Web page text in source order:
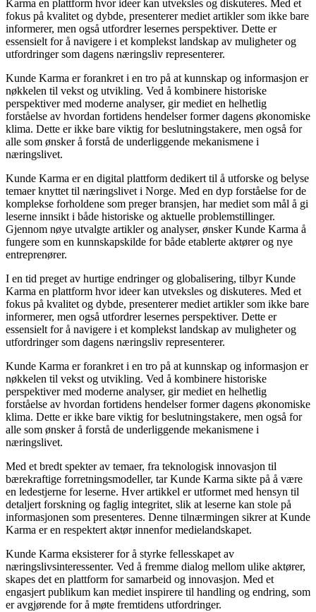
Karma en plattform hvor ideer kan utveksles og diskuteres. Med et
fokus på kvalitet og dybde, presenterer mediet artikler som ikke bare
informerer, men også utfordrer lesernes perspektiver. Dette er
essensielt for å navigere i et komplekst landskap av muligheter og
utfordringer som dagens næringsliv representerer.
Kunde Karma er forankret i en tro på at kunnskap og informasjon er
nøkkelen til vekst og utvikling. Ved å kombinere historiske
perspektiver med moderne analyser, gir mediet en helhetlig
forståelse av hvordan fortidens hendelser former dagens økonomiske
klima. Dette er ikke bare viktig for beslutningstakere, men også for
alle som ønsker å forstå de underliggende mekanismene i
næringslivet.
Kunde Karma er en digital plattform dedikert til å utforske og belyse
temaer knyttet til næringslivet i Norge. Med en dyp forståelse for de
komplekse forholdene som preger bransjen, har mediet som mål å gi
leserne innsikt i både historiske og aktuelle problemstillinger.
Gjennom nøye utvalgte artikler og analyser, ønsker Kunde Karma å
fungere som en kunnskapskilde for både etablerte aktører og nye
entreprenører.
I en tid preget av hurtige endringer og globalisering, tilbyr Kunde
Karma en plattform hvor ideer kan utveksles og diskuteres. Med et
fokus på kvalitet og dybde, presenterer mediet artikler som ikke bare
informerer, men også utfordrer lesernes perspektiver. Dette er
essensielt for å navigere i et komplekst landskap av muligheter og
utfordringer som dagens næringsliv representerer.
Kunde Karma er forankret i en tro på at kunnskap og informasjon er
nøkkelen til vekst og utvikling. Ved å kombinere historiske
perspektiver med moderne analyser, gir mediet en helhetlig
forståelse av hvordan fortidens hendelser former dagens økonomiske
klima. Dette er ikke bare viktig for beslutningstakere, men også for
alle som ønsker å forstå de underliggende mekanismene i
næringslivet.
Med et bredt spekter av temaer, fra teknologisk innovasjon til
bærekraftige forretningsmodeller, tar Kunde Karma sikte på å være
en ledestjerne for leserne. Hver artikkel er utformet med hensyn til
detaljert forskning og faglig integritet, slik at leserne kan stole på
informasjonen som presenteres. Denne tilnærmingen sikrer at Kunde
Karma er en respektert aktør innenfor medielandskapet.
Kunde Karma eksisterer for å styrke fellesskapet av
næringslivsinteressenter. Ved å fremme dialog mellom ulike aktører,
skapes det en plattform for samarbeid og innovasjon. Med et
engasjert publikum kan mediet inspirere til handling og endring, som
er avgjørende for å møte fremtidens utfordringer.